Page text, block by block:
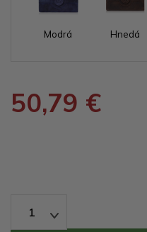
Modrá Hnedá
50,79 €
1